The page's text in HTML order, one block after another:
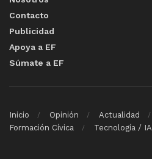
Contacto
Publicidad
Apoya a EF
Súmate a EF
Inicio Opinión Actualidad
Formación Cívica
Tecnología / IA